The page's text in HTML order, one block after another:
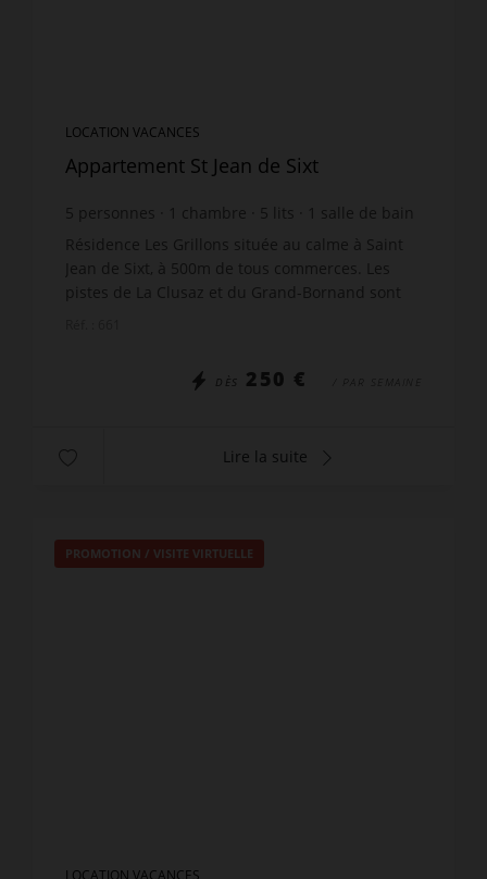
LOCATION VACANCES
Appartement St Jean de Sixt
5 personnes chambre 5 lits
salle de bain
Résidence Les Grillons située au calme à Saint
Jean de Sixt, à 500m de tous commerces. Les
pistes de La Clusaz et du Grand-Bornand sont
DÈS 250 € / PAR SEMAINE
Lire la suite
PROMOTION / VISITE VIRTUELLE
LOCATION VACANCES